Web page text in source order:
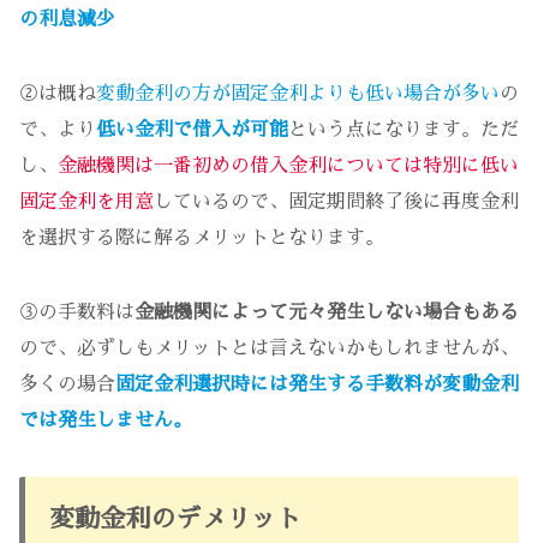
の利息減少
②は概ね変動金利の方が固定金利よりも低い場合が多い の
で、より 低い金利で借入が可能という点になります。ただ
し、 金融機関は一番初めの借入金利については特別に低い
固定金利を用意 しているので、固定期間終了後に再度金利
を選択する際に解るメリットとなります。
③の手数料は金融機関によって元々発生しない場合もある
ので、必ずしもメリットとは言えないかもしれませんが、
多くの場合 固定金利選択時には発生する手数料が変動金利
では発生しません。
変動金利のデメリット